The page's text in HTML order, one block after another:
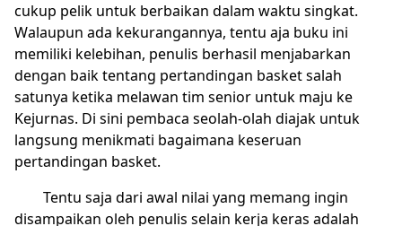
cukup pelik untuk berbaikan dalam waktu singkat.
Walaupun ada kekurangannya, tentu aja buku ini
memiliki kelebihan, penulis berhasil menjabarkan
dengan baik tentang pertandingan basket salah
satunya ketika melawan tim senior untuk maju ke
Kejurnas. Di sini pembaca seolah-olah diajak untuk
langsung menikmati bagaimana keseruan
pertandingan basket.
Tentu saja dari awal nilai yang memang ingin
disampaikan oleh penulis selain kerja keras adalah